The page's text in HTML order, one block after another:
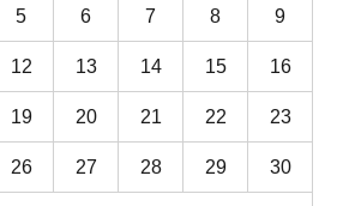
5 6 7 8 9
12 13 14 15 16
19 20 21 22 23
26 27 28 29 30